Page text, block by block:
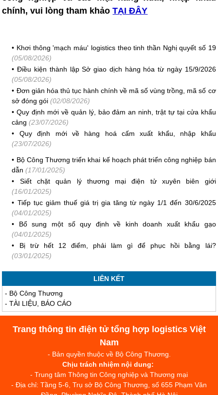
chính, vui lòng tham khảo TẠI ĐÂY
• Khơi thông 'mạch máu' logistics theo tinh thần Nghị quyết số 19
(05/08/2026)
•Điều kiện thành lập Sở giao dịch hàng hóa từ ngày 15/9/2026
(05/08/2026)
• Đơn giản hóa thủ tục hành chính về mã số vùng trồng, mã số cơ
sở đóng gói (02/08/2026)
•Quy định mới về quản lý, bảo đảm an ninh, trật tự tại cửa khẩu
cảng (23/07/2026)
• Quy định mới về hàng hoá cấm xuất khẩu, nhập khẩu
(23/07/2026)
• Bộ Công Thương triển khai kế hoạch phát triển công nghiệp bán
dẫn (17/01/2025)
• Siết chặt quản lý thương mại điện tử xuyên biên giới
(16/01/2025)
• Tiếp tục giảm thuế giá trị gia tăng từ ngày 1/1 đến 30/6/2025
(04/01/2025)
• Bổ sung một số quy định về kinh doanh xuất khẩu gạo
(04/01/2025)
• Bị trừ hết 12 điểm, phải làm gì để phục hồi bằng lái?
(03/01/2025)
LIÊN KẾT
- Bộ Công Thương
-TÀI LIỆU, BÁO CÁO
Trang thông tin điện tử tổng hợp logistics Việt
Nam
- Bản quyền thuộc về Bộ Công Thương.
Chịu trách nhiệm nội dung:
- Trung tâm Thông tin Công nghiệp và Thương mại
- Địa chỉ: Tầng 5-6, Trụ sở Bộ Công Thương, số 655 Phạm Văn